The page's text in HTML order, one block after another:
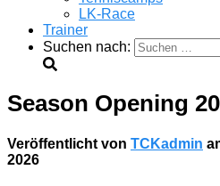
LK-Race
Trainer
Suchen nach:
Season Opening
Veröffentlicht von TCKadmin
2026